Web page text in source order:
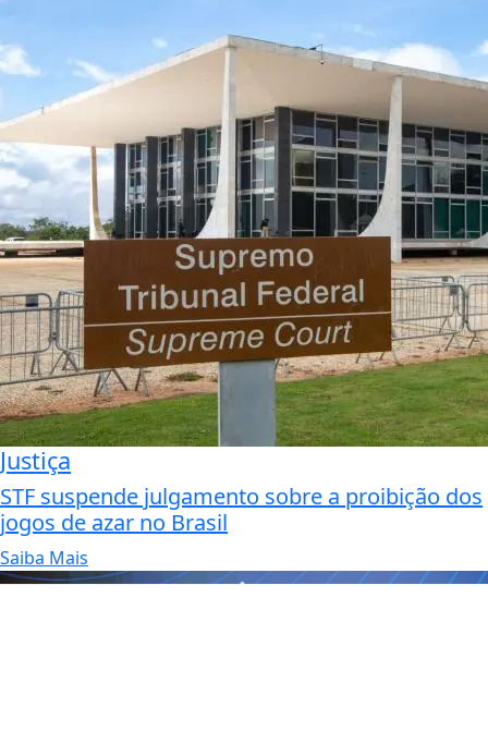
Justiça
STF suspende julgamento sobre a proibição dos
jogos de azar no Brasil
Saiba Mais